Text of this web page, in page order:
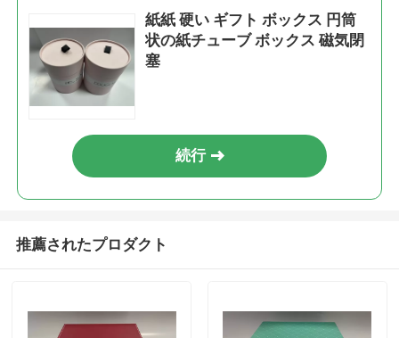
紙紙 硬い ギフト ボックス 円筒
状の紙チューブ ボックス 磁気閉
塞
続行
推薦されたプロダクト